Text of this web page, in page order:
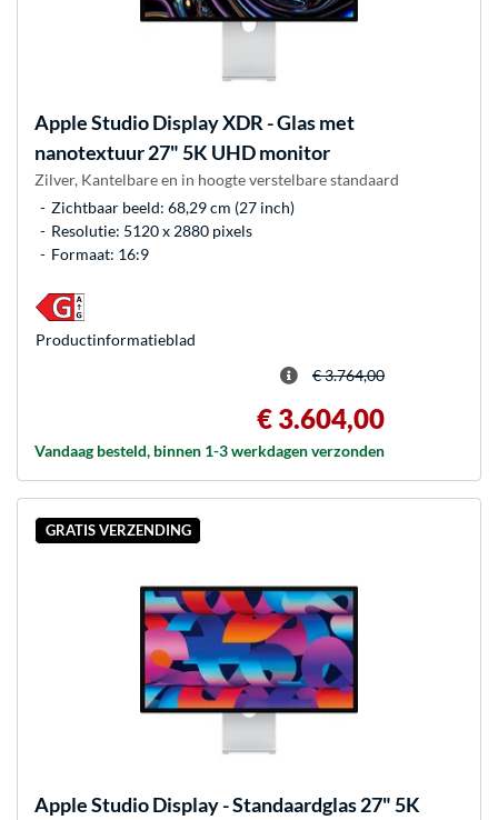
AppleStudio Display XDR - Glas met
nanotextuur 27" 5K UHD monitor
Zilver, Kantelbare en in hoogte verstelbare standaard
Zichtbaar beeld: 68,29 cm (27 inch)
Resolutie: 5120 x 2880 pixels
Formaat: 16:9
€ 3.764,00
€ 3.604,00
Vandaag besteld, binnen 1-3 werkdagen verzonden
Product­informatieblad
GRATIS VERZENDING
AppleStudio Display - Standaardglas 27" 5K